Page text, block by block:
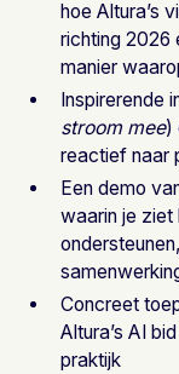
hoe Altura’s
richting 2026
manier
Inspirerende
stroom mee)
reactief naar
Een demo
waarin je
Concreet
Altura’s AI
praktijk